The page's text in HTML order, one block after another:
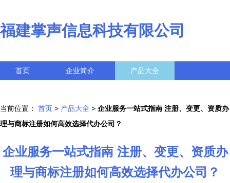
福建掌声信息科技有限公司
首页 企业简介 产品大全
当前位置： 首页 > 产品大全 > 企业服务一站式指南 注册、变更、资质办
理与商标注册如何高效选择代办公司？
企业服务一站式指南 注册、变更、资质办
理与商标注册如何高效选择代办公司？